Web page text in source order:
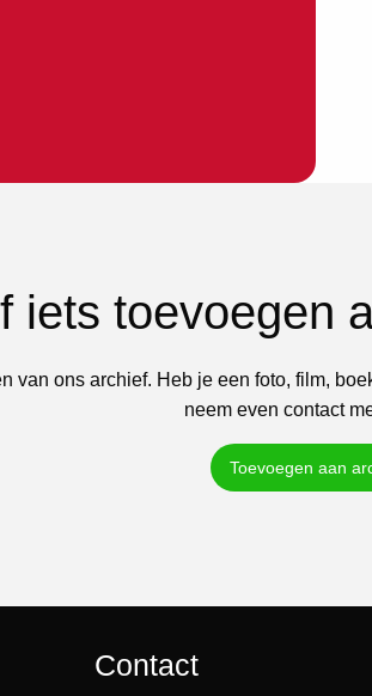
iets toevoegen
ons archief. Heb je een foto, film,
neem even contact
Toevoegen aan
Contact